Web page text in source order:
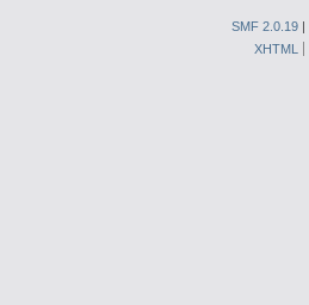
SMF 2.0.19 |
XHTML